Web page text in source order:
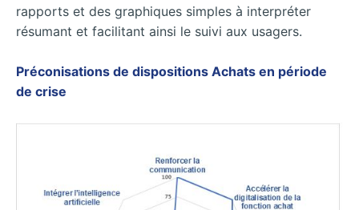
rapports et des graphiques simples à interpréter
résumant et facilitant ainsi le suivi aux usagers.
Préconisations de dispositions Achats en période
de crise